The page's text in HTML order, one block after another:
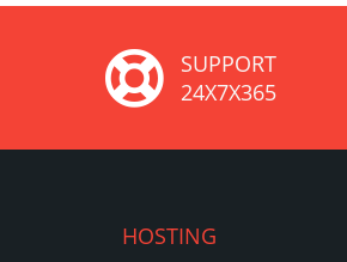
SUPPORT
24X7X365
HOSTING